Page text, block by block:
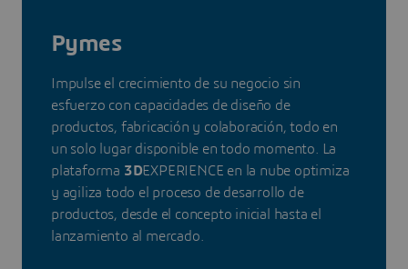
Pymes
Impulse el crecimiento de su negocio sin
esfuerzo con capacidades de diseño de
productos, fabricación y colaboración, todo en
un solo lugar disponible en todo momento. La
plataforma 3DEXPERIENCE en la nube optimiza
y agiliza todo el proceso de desarrollo de
productos, desde el concepto inicial hasta el
lanzamiento al mercado.